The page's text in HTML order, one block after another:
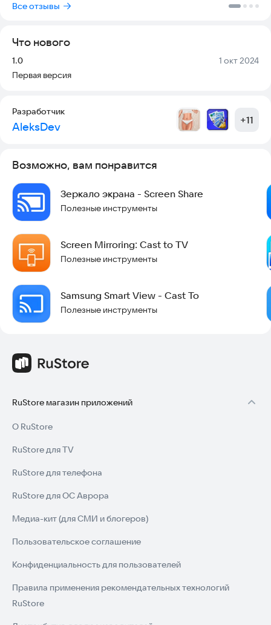
телевизора, вы сможете транслировать и отображать
Технология Miracast — это тип зеркалирования, который
позволяющий зеркально отображать экран вашего
Технология Chromecast позволяет смотреть вам различные
удобный и эффективный способ расширить или дублировать
экран вашего устройства на более крупный экран
отображения, улучшая совместную работу, развлечения.
Все отзывы
Что нового
Версия:
1.0 Дата:
1 окт 2024
Первая версия
Разработчик
AleksDev +11
Возможно, вам понравится
Зеркало экрана - Screen Share
Полезные инструменты
Screen Mirroring: Cast to TV
Полезные инструменты
Samsung Smart View - Cast To
Полезные инструменты
RuStore магазин приложений
О RuStore
RuStore для TV
RuStore для телефона
RuStore для ОС Аврора
Медиа-кит (для СМИ и блогеров)
Пользовательское соглашение
Конфиденциальность для пользователей
Правила применения рекомендательных технологий
RuStore